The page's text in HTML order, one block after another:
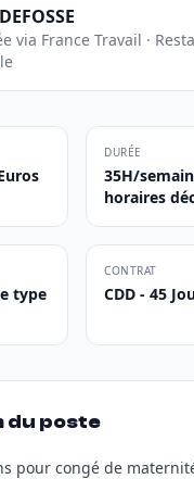
via France Travail ·
DURÉE
35H/
horaires
type
CONTRAT
CDD - 45
du poste
pour congé de